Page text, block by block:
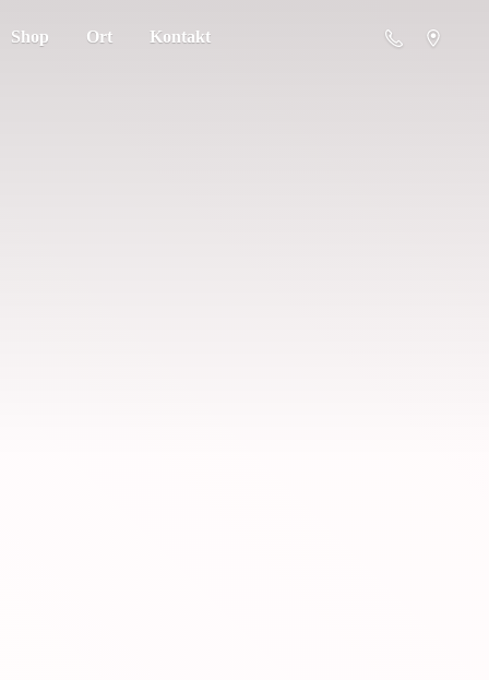
Shop Ort Kontakt